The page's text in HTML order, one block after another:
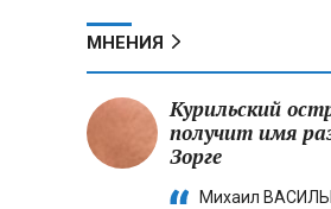
Харьковской области
криптообменников в
Сити», через которую
украинские call-центры
МНЕНИЯ
Курильский
получит имя
Зорге
Михаил